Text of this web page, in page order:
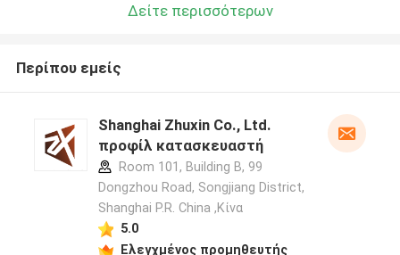
Δείτε περισσότερων
Περίπου εμείς
Shanghai Zhuxin Co., Ltd.
προφίλ κατασκευαστή
Room 101, Building B, 99
Dongzhou Road, Songjiang District,
Shanghai P.R. China ,Κίνα
5.0
Ελεγχμένος προμηθευτής